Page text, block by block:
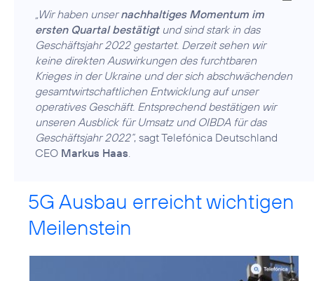
„Wir haben unsernachhaltiges Momentum im
ersten Quartal bestätigtund sind stark in das
Geschäftsjahr 2022 gestartet. Derzeit sehen wir
keine direkten Auswirkungen des furchtbaren
Krieges in der Ukraine und der sich abschwächenden
gesamtwirtschaftlichen Entwicklung auf unser
operatives Geschäft. Entsprechend bestätigen wir
unseren Ausblick für Umsatz und OIBDA für das
Geschäftsjahr 2022“, sagt Telefónica Deutschland
CEO Markus Haas
5G Ausbau erreicht wichtigen
Meilenstein